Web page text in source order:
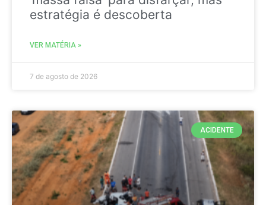
estratégia é descoberta
VER MATÉRIA »
7 de agosto de 2026
ACIDENTE